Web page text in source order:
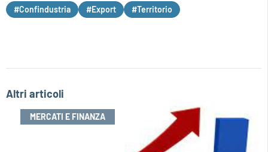
#Confindustria #Export #Territorio
Altri articoli
MERCATI E FINANZA